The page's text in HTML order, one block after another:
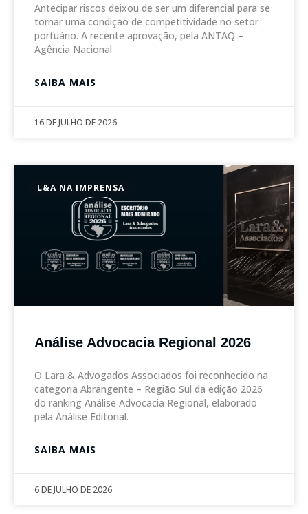
Antecipar riscos deixou de ser um diferencial para se
tornar uma condição de competitividade no setor
portuário. A recente aprovação, pela ANTAQ –
Agência Nacional
SAIBA MAIS
16 DE JULHO DE 2026
L&A NA IMPRENSA
Análise Advocacia Regional 2026
O Lara & Advogados Associados foi reconhecido na
categoria Abrangente – Região Sul da edição 2026
do ranking Análise Advocacia Regional, elaborado
pela Análise Editorial.
SAIBA MAIS
6 DE JULHO DE 2026